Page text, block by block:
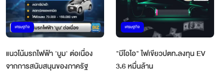
เศรษฐกิจ
แนวโน้มรถไฟฟ้า '​บูม' ต่อเนื่อง ​
จากการสนับสนุนของภาครัฐ
เศรษฐกิจ
"บีโอไอ" ไฟเขียวปตท.ลงทุน EV
3.6 หมื่นล้าน